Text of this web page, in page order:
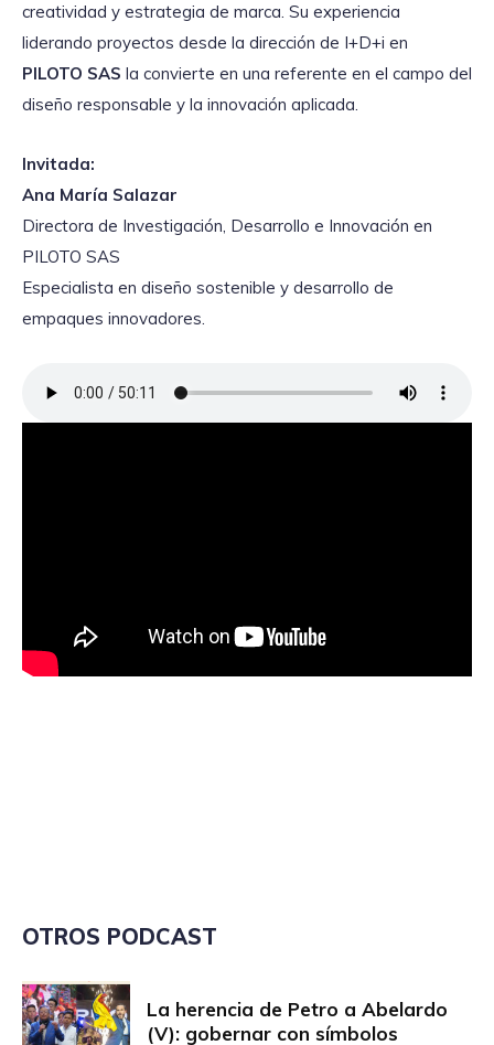
creatividad y estrategia de marca. Su experiencia
liderando proyectos desde la dirección de I+D+i en
PILOTO SAS la convierte en una referente en el campo del
diseño responsable y la innovación aplicada.
Invitada:
Ana María Salazar
Directora de Investigación, Desarrollo e Innovación en
PILOTO SAS
Especialista en diseño sostenible y desarrollo de
empaques innovadores.
OTROS PODCAST
La herencia de Petro a Abelardo
(V): gobernar con símbolos